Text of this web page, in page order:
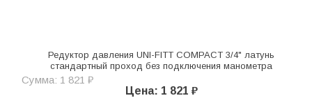
Редуктор давления UNI-FITT COMPACT 3/4" латунь
стандартный проход без подключения манометра
Сумма: 1 821 ₽
Цена: 1 821 ₽